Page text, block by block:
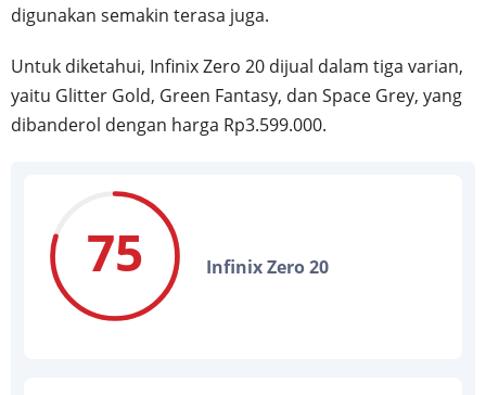
digunakan semakin terasa juga.
Untuk diketahui, Infinix Zero 20 dijual dalam tiga varian,
yaitu Glitter Gold, Green Fantasy, dan Space Grey, yang
dibanderol dengan harga Rp3.599.000.
75 Infinix Zero 20